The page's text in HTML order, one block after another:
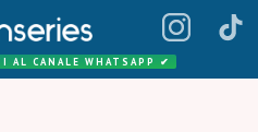
AL CANALE WHATSAPP ✔